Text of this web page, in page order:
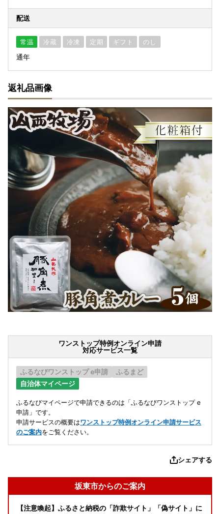
配送
常温 冷蔵 冷凍 定期 ギフト のし
通年
返礼品画像
ワンストップ特例オンライン申請
対応サービス一覧
ふるなびワンストップ e申請
ふるまど
自治体マイページ
ふるなびマイページで申請できるのは「ふるなびワンストップ e
申請」です。
申請サービスの概要はワンストップ特例オンライン申請サービス
のご案内をご覧ください。
シェアする
坂東市からのご案内
【注意喚起】ふるさと納税の「詐欺サイト」「偽サイト」に